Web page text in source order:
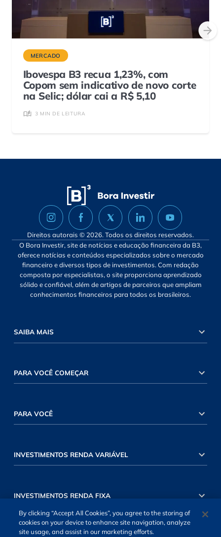
MERCADO
Ibovespa B3 recua 1,23%, com
Copom sem indicativo de novo corte
na Selic; dólar cai a R$ 5,10
3 MIN DE LEITURA
Direitos autorais © 2026. Todos os direitos reservados.
O Bora Investir, site de notícias e educação financeira da B3,
oferece notícias e conteúdos especializados sobre o mercado
financeiro e diversos tipos de investimentos. Com redação
composta por especialistas, o site proporciona aprendizado
sólido e confiável, além de artigos de parceiros que ampliam
conhecimentos financeiros para todos os brasileiros.
SAIBA MAIS
PARA VOCÊ COMEÇAR
PARA VOCÊ
INVESTIMENTOS RENDA VARIÁVEL
INVESTIMENTOS RENDA FIXA
By clicking “Accept All Cookies”, you agree to the storing of
cookies on your device to enhance site navigation, analyze
site usage, and assist in our marketing efforts.